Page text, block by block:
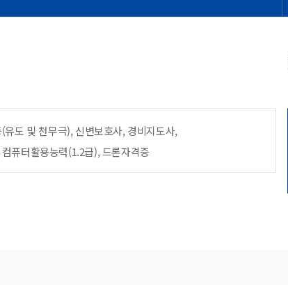
도 및 천무극), 신변보호사, 경비지도사,
퓨터활용능력(1.2급), 드론자격증